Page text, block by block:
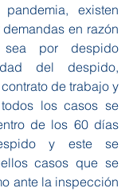
existen
en razón
por despido
del despido,
de trabajo y
los casos se
de los 60 días
y este se
casos que se
ante la inspección